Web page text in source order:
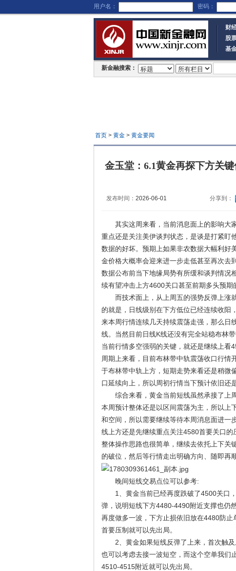
用户名： 密码：
财
股
基
新金融搜索：
首页> 黄金> 黄金要闻
金玉堂：6.1黄金再探下方关
发布时间： 2026-06-01 分享到：
其实这周来看，当前消息面上的影响大家
重点还是关注美伊谈判状态，是谈是打紧盯
数据的好坏。预期上如果非农数据大幅利好
金价格大概率会迎来进一步走低甚至再次去
数据公布前当下地缘局势有所缓和谈判情况
续有望冲击上方4600关口甚至前期多头预期
而技术面上，从上周五的强势反弹上涨
的就是，日线级别在下方低位已经连续收阳
来本周行情连续几天持续震荡走强，那么日
线。当然目前日线K线还没有完全站稳布林
当前行情多空强弱的关键，就还是继续上
周期上来看，目前布林带中轨震荡收口行情
于布林带中轨上方，短期走势来看还是稍微
口延续向上，所以周初行情当下预计依旧还
综合来看，黄金当前短线虽然承接了上
本周预计整体还是以区间震荡为主，所以上
和空间，所以需要继续等待本周消息面进一
线上方还是先继续重点关注4580首要关口的
整体操作思路也很简单，继续去依托上下关
的破位，然后等行情走出明确方向、随即再
晚间短线交易点位可以参考:
1、黄金当前已经再度跌破了4500关口，
弹，说明短线下方4480-4490附近支撑也仍
再度做多一波，下方止损依旧放在4480防
首要压制就可以先出局。
2、黄金如果短线反弹了上来，首次触及
也可以考虑去接一波短空，而这个空单我们
4510-4515附近就可以先出局。